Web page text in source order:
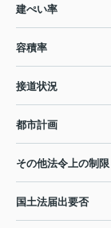
建ぺい率
容積率
接道状況
都市計画
その他法令上の制限
国土法届出要否